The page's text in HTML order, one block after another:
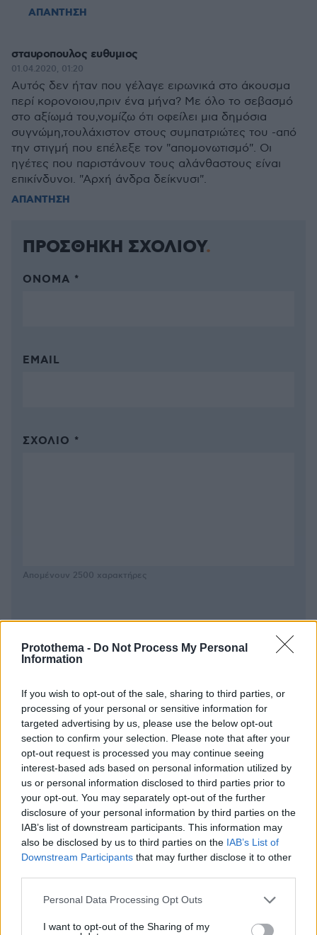
Protothema - Do Not Process My Personal
Information
If you wish to opt-out of the sale, sharing to third parties, or
processing of your personal or sensitive information for
targeted advertising by us, please use the below opt-out
section to confirm your selection. Please note that after your
opt-out request is processed you may continue seeing
interest-based ads based on personal information utilized by
us or personal information disclosed to third parties prior to
your opt-out. You may separately opt-out of the further
disclosure of your personal information by third parties on the
IAB’s list of downstream participants. This information may
also be disclosed by us to third parties on the IAB’s List of
Downstream Participants that may further disclose it to other
Please note that this website/app uses one or more Google
not limited to your visit or usage behaviour. You may click to
Personal Data Processing Opt Outs
I want to opt-out of the Sharing of my
ΑΠΑΝΤΗΣΗ
σταυροπουλος ευθυμιος
01.04.2020, 01:20
Αυτός δεν ήταν που γέλαγε ειρωνικά στο άκουσμα
περί κορονοιου,πριν ένα μήνα? Με όλο το σεβασμό
στο αξίωμά του,νομίζω ότι οφείλει μια δημόσια
συγνώμη,τουλάχιστον στους συμπατριώτες του -από
την στιγμή που επέλεξε τον "απομονωτισμό". Οι
ηγέτες που παριστάνουν τους αλάνθαστους είναι
επικίνδυνοι. "Αρχή άνδρα δείκνυσι".
ΑΠΑΝΤΗΣΗ
ΠΡΟΣΘΗΚΗ ΣΧΟΛΙΟΥ
ΌΝΟΜΑ *
EMAIL
ΣΧΌΛΙΟ *
Απομένουν 2500 χαρακτήρες
* Υποχρεωτικά πεδία
ΡΟΗ ΕΙΔΗΣΕΩΝ
Ειδήσεις Δημοφιλή Σχολιασμένα
Συγκλονιστικό βίντεο από χειρουργείο την ώρα του
σεισμού των 7,1R στην Ιαπωνία: Τα πάντα κλυδωνίζονται,
δύο προσπάθησαν να προστατεύσουν τον ασθενή
πριν 14 λεπτά
Οι τελευταίες ημέρες του κουταβιού που ζούσε με
περισυνελέγη